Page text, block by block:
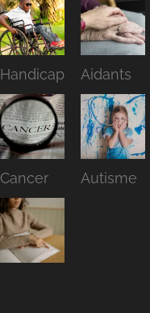
Handicap Aidants
Cancer Autisme